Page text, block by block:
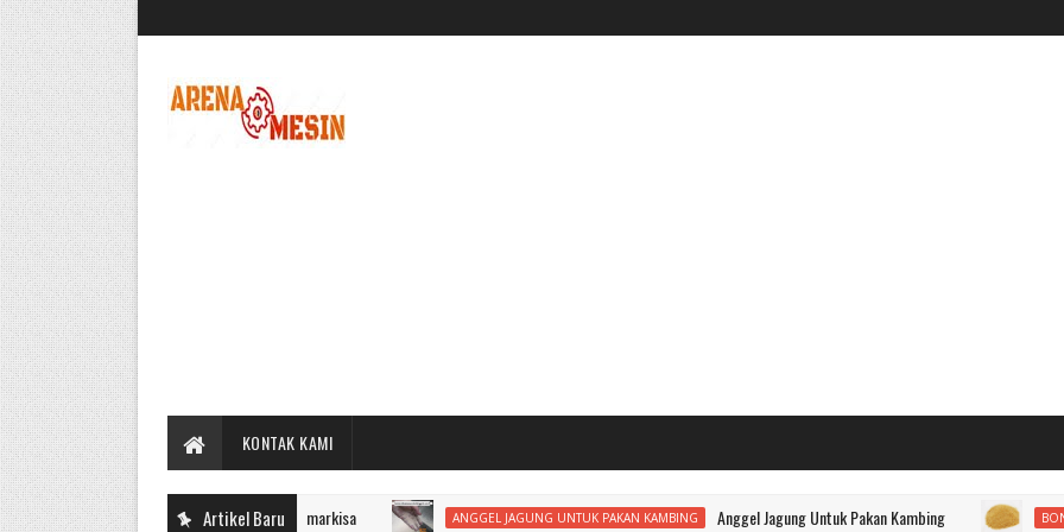
KONTAK KAMI
Artikel Baru ANGGEL JAGUNG UNTUK PAKAN KAMBING Anggel Jagung Untuk Pakan Kambing BONGGOL